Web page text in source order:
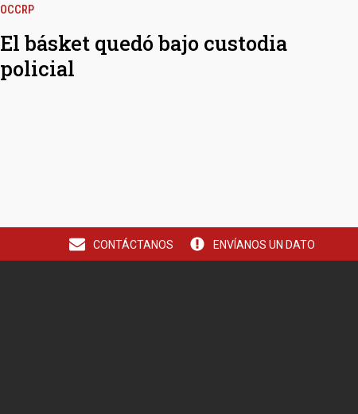
OCCRP
El básket quedó bajo custodia
policial
CONTÁCTANOS ENVÍANOS UN DATO